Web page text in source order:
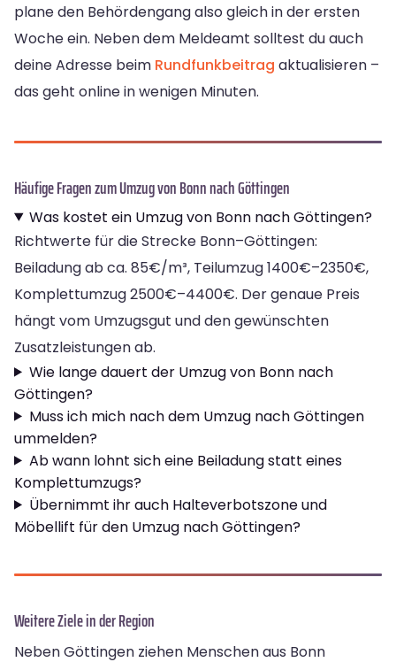
plane den Behördengang also gleich in der ersten
Woche ein. Neben dem Meldeamt solltest du auch
deine Adresse beim Rundfunkbeitrag aktualisieren –
das geht online in wenigen Minuten.
Häufige Fragen zum Umzug von Bonn nach Göttingen
Was kostet ein Umzug von Bonn nach Göttingen?
Richtwerte für die Strecke Bonn–Göttingen:
Beiladung ab ca. 85€/m³, Teilumzug 1400€–2350€,
Komplettumzug 2500€–4400€. Der genaue Preis
hängt vom Umzugsgut und den gewünschten
Zusatzleistungen ab.
Wie lange dauert der Umzug von Bonn nach
Göttingen?
Muss ich mich nach dem Umzug nach Göttingen
ummelden?
Ab wann lohnt sich eine Beiladung statt eines
Komplettumzugs?
Übernimmt ihr auch Halteverbotszone und
Möbellift für den Umzug nach Göttingen?
Weitere Ziele in der Region
Neben Göttingen ziehen Menschen aus Bonn